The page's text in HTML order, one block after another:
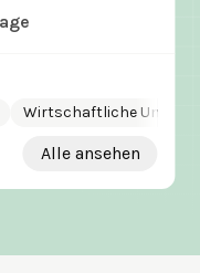
Wirtschaftliche
Alle ansehen